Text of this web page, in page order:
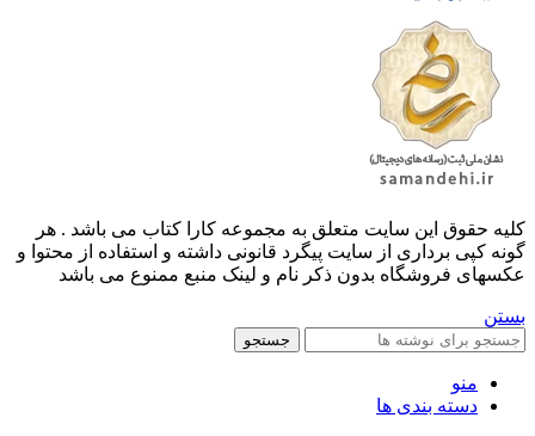
کليه حقوق اين سايت متعلق به مجموعه کارا کتاب می باشد . هر
گونه کپی برداری از سایت پیگرد قانونی داشته و استفاده از محتوا و
عکسهای فروشگاه بدون ذکر نام و لینک منبع ممنوع می باشد
بستن
جستجو
منو
دسته بندی ها